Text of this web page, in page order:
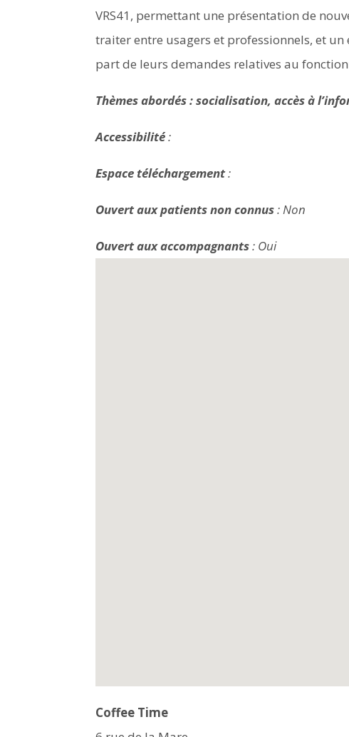
VRS41, permettant une présentation de
traiter entre usagers et professionnels, et
part de leurs demandes relatives au
Thèmes abordés :socialisation, accès à
Accessibilité:
Espace téléchargement:
Ouvert aux patients non connus: Non
Ouvert aux accompagnants: Oui
Coffee Time